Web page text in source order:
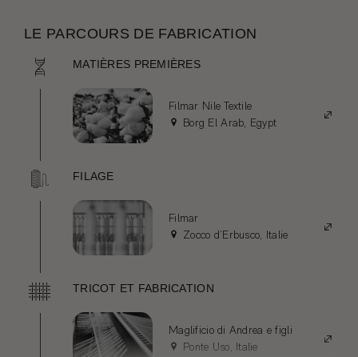
LE PARCOURS DE FABRICATION
MATIÈRES PREMIÈRES
Filmar Nile Textile
Borg El Arab, Egypt
FILAGE
Filmar
Zocco d’Erbusco, Italie
TRICOT ET FABRICATION
Maglificio di Andrea e figli
Ponte Uso, Italie